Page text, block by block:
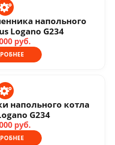
напольного
Logano G234
руб.
напольного котла
G234
руб.